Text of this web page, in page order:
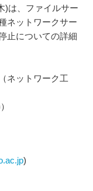
)は、ファイルサー
ネットワークサー
止についての詳細
ネットワーク工
)